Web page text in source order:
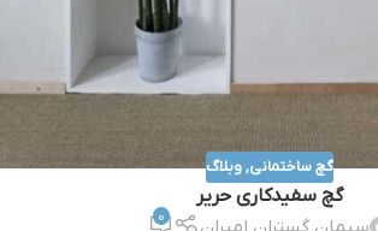
گچ ساختمانی,وبلاگ
گچ سفیدکاری حریر
0